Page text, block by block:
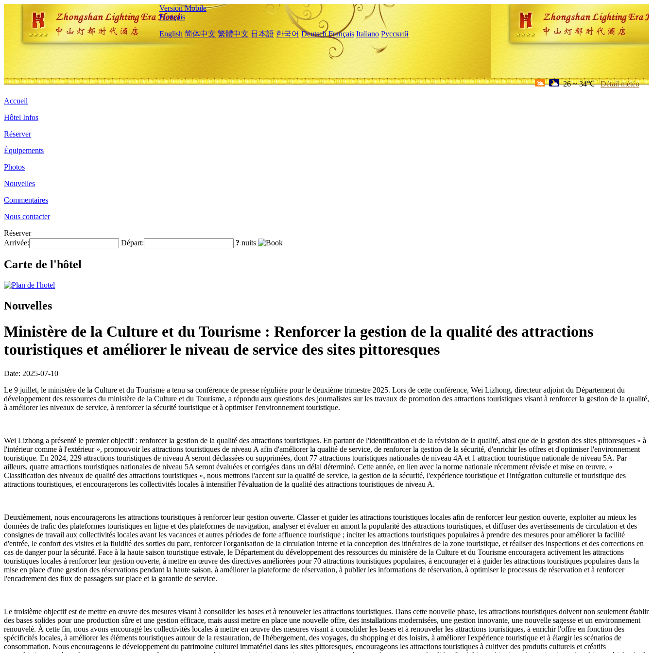
Version Mobile
Français
English 简体中文 繁體中文 日本語 한국어 Deutsch Français Italiano Русский
26 ~ 34℃ Détail météo
Accueil
Hôtel Infos
Réserver
Équipements
Photos
Nouvelles
Commentaires
Nous contacter
Réserver
Arrivée:
Départ: ? nuits
Carte de l'hôtel
Nouvelles
Ministère de la Culture et du Tourisme : Renforcer la gestion de la qualité des attractions
touristiques et améliorer le niveau de service des sites pittoresques
Date: 2025-07-10
Le 9 juillet, le ministère de la Culture et du Tourisme a tenu sa conférence de presse régulière pour le deuxième trimestre 2025. Lors de cette conférence, Wei Lizhong, directeur adjoint du Département du
développement des ressources du ministère de la Culture et du Tourisme, a répondu aux questions des journalistes sur les travaux de promotion des attractions touristiques visant à renforcer la gestion de la qualité,
à améliorer les niveaux de service, à renforcer la sécurité touristique et à optimiser l'environnement touristique.
Wei Lizhong a présenté le premier objectif : renforcer la gestion de la qualité des attractions touristiques. En partant de l'identification et de la révision de la qualité, ainsi que de la gestion des sites pittoresques « à
l'intérieur comme à l'extérieur », promouvoir les attractions touristiques de niveau A afin d'améliorer la qualité de service, de renforcer la gestion de la sécurité, d'enrichir les offres et d'optimiser l'environnement
touristique. En 2024, 229 attractions touristiques de niveau A seront déclassées ou supprimées, dont 77 attractions touristiques nationales de niveau 4A et 1 attraction touristique nationale de niveau 5A. Par
ailleurs, quatre attractions touristiques nationales de niveau 5A seront évaluées et corrigées dans un délai déterminé. Cette année, en lien avec la norme nationale récemment révisée et mise en œuvre, «
Classification des niveaux de qualité des attractions touristiques », nous mettrons l'accent sur la qualité de service, la gestion de la sécurité, l'expérience touristique et l'intégration culturelle et touristique des
attractions touristiques, et encouragerons les collectivités locales à intensifier l'évaluation de la qualité des attractions touristiques de niveau A.
Deuxièmement, nous encouragerons les attractions touristiques à renforcer leur gestion ouverte. Classer et guider les attractions touristiques locales afin de renforcer leur gestion ouverte, exploiter au mieux les
données de trafic des plateformes touristiques en ligne et des plateformes de navigation, analyser et évaluer en amont la popularité des attractions touristiques, et diffuser des avertissements de circulation et des
consignes de travail aux collectivités locales avant les vacances et autres périodes de forte affluence touristique ; inciter les attractions touristiques populaires à prendre des mesures pour améliorer la facilité
d'entrée, le confort des visites et la fluidité des sorties du parc, renforcer l'organisation de la circulation interne et la conception des itinéraires de la zone touristique, et réaliser des inspections et des corrections en
cas de danger pour la sécurité. Face à la haute saison touristique estivale, le Département du développement des ressources du ministère de la Culture et du Tourisme encouragera activement les attractions
touristiques locales à renforcer leur gestion ouverte, à mettre en œuvre des directives améliorées pour 70 attractions touristiques populaires, à encourager et à guider les attractions touristiques populaires dans la
mise en place d'une gestion des réservations pendant la haute saison, à améliorer la plateforme de réservation, à publier les informations de réservation, à optimiser le processus de réservation et à renforcer
l'encadrement des flux de passagers sur place et la garantie de service.
Le troisième objectif est de mettre en œuvre des mesures visant à consolider les bases et à renouveler les attractions touristiques. Dans cette nouvelle phase, les attractions touristiques doivent non seulement établir
des bases solides pour une production sûre et une gestion efficace, mais aussi mettre en place une nouvelle offre, des installations modernisées, une gestion innovante, une nouvelle sagesse et un environnement
renouvelé. À cette fin, nous avons encouragé les collectivités locales à mettre en œuvre des mesures visant à consolider les bases et à renouveler les attractions touristiques, à enrichir l'offre en fonction des
spécificités locales, à améliorer les éléments touristiques autour de la restauration, de l'hébergement, des voyages, du shopping et des loisirs, à améliorer l'expérience touristique et à élargir les scénarios de
consommation. Nous encourageons le développement du patrimoine culturel immatériel dans les sites pittoresques, encourageons les attractions touristiques à cultiver des produits culturels et créatifs